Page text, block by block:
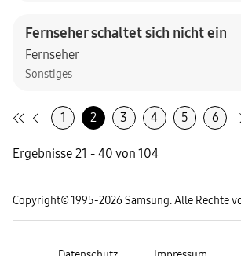
Fernseher schaltet sich nicht ein
Fernseher
Sonstiges
1 2 3 4 5 6
Ergebnisse 21 - 40 von 104
Copyright© 1995-2026 Samsung. Alle Rechte